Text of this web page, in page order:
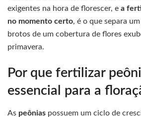
exigentes na hora de florescer, e a
no momento certo, é o que separa
brotos de um cobertura de flores
primavera.
Por que fertilizar
essencial para a
As peônias possuem um ciclo de